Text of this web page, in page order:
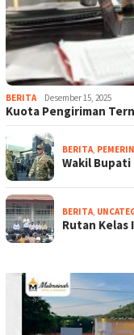
BERITA Desember 15, 2025
Kuota Pengiriman
BERITA,
Wakil
BERITA,
Rutan Kelas